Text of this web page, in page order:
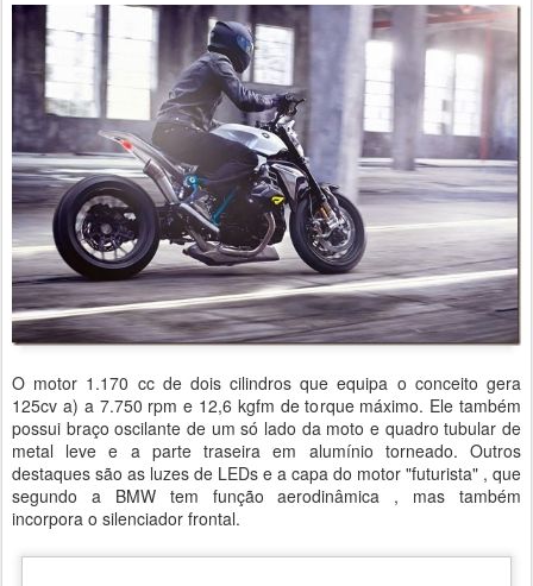
O motor 1.170 cc de dois cilindros que equipa o conceito gera
125cv a) a 7.750 rpm e 12,6 kgfm de torque máximo. Ele também
possui braço oscilante de um só lado da moto e quadro tubular de
metal leve e a parte traseira em alumínio torneado. Outros
destaques são as luzes de LEDs e a capa do motor "futurista" , que
segundo a BMW tem função aerodinâmica , mas também
incorpora o silenciador frontal.